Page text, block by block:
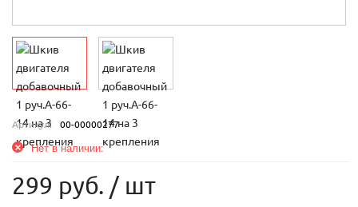
Артикул: 00-00000277
Нет в наличии:
299 руб. / шт